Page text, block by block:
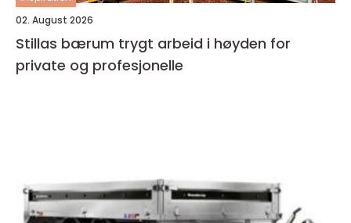
02. August 2026
Stillas bærum trygt arbeid i høyden for
private og profesjonelle